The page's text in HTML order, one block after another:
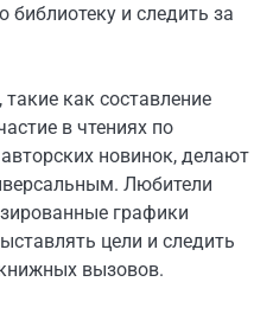
и следить за
как составление
в чтениях по
новинок, делают
Любители
графики
цели и следить
вызовов.